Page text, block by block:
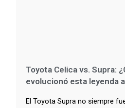
Toyota Celica vs. Supra:
evolucionó esta leyenda
El Toyota Supra no siempre